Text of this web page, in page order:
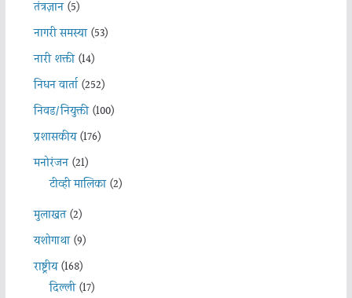
तंत्रज्ञान(5)
नागरी समस्या(53)
नारी शक्ती(14)
निधन वार्ता(252)
निवड/नियुक्ती(100)
प्रशासकीय(176)
मनोरंजन(21)
टीव्ही मालिका(2)
मुलाखत(2)
यशोगाथा(9)
राष्ट्रीय(168)
दिल्ली(17)